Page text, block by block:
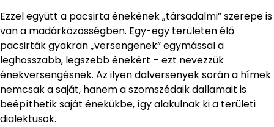
Ezzel együtt a pacsirta énekének „társadalmi” szerepe is
van a madárközösségben. Egy-egy területen élő
pacsirták gyakran „versengenek” egymással a
leghosszabb, legszebb énekért – ezt nevezzük
énekversengésnek. Az ilyen dalversenyek során a hímek
nemcsak a saját, hanem a szomszédaik dallamait is
beépíthetik saját énekükbe, így alakulnak ki a területi
dialektusok.